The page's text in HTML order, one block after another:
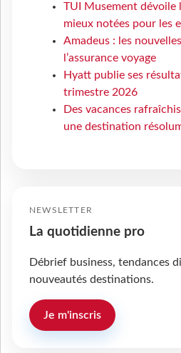
TUI Musement dévoile
mieux notées pour les
Amadeus : les
l’assurance voyage
Hyatt publie ses
trimestre 2026
Des vacances
une destination
NEWSLETTER
La quotidienne pro
Débrief business, tendances
nouveautés destinations.
Je m'inscris